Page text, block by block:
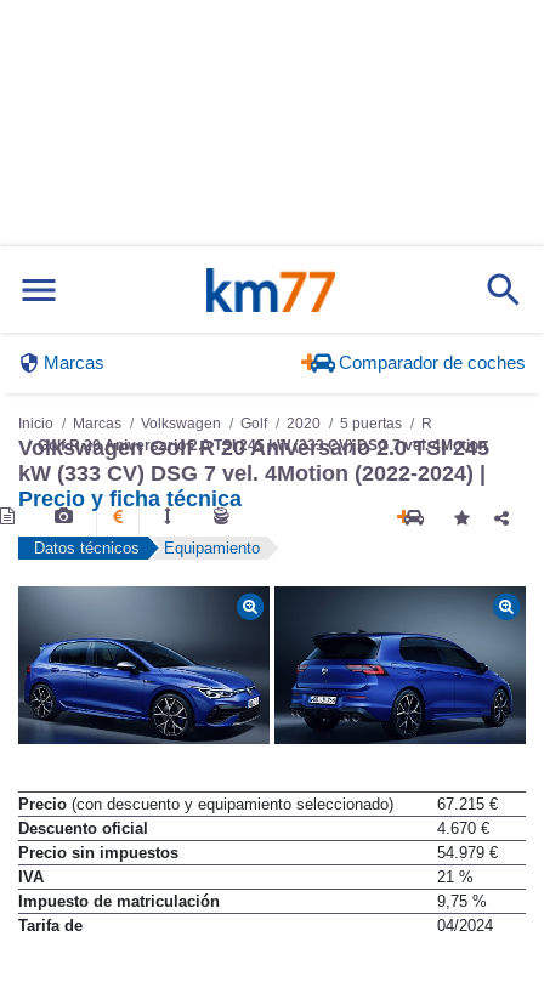
Volkswagen Golf R 20 Aniversario 2.0 TSI 245
kW (333 CV) DSG 7 vel. 4Motion (2022-2024) |
Precio y ficha técnica
Precio(con descuento y equipamiento seleccionado)
67.215 €
Descuento oficial
4.670 €
Precio sin impuestos
54.979 €
IVA
21 %
Impuesto de matriculación
9,75 %